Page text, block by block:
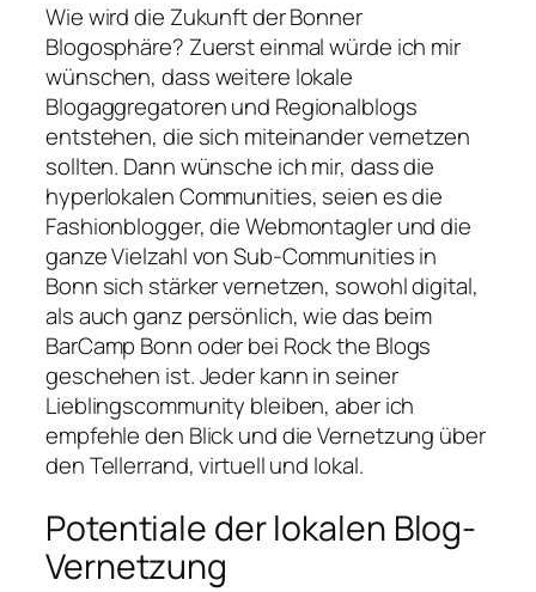
Wie wird die Zukunft der Bonner
Blogosphäre? Zuerst einmal würde ich mir
wünschen, dass weitere lokale
Blogaggregatoren und Regionalblogs
entstehen, die sich miteinander vernetzen
sollten. Dann wünsche ich mir, dass die
hyperlokalen Communities, seien es die
Fashionblogger, die Webmontagler und die
ganze Vielzahl von Sub-Communities in
Bonn sich stärker vernetzen, sowohl digital,
als auch ganz persönlich, wie das beim
BarCamp Bonn oder bei Rock the Blogs
geschehen ist. Jeder kann in seiner
Lieblingscommunity bleiben, aber ich
empfehle den Blick und die Vernetzung über
den Tellerrand, virtuell und lokal.
Potentiale der lokalen Blog-
Vernetzung